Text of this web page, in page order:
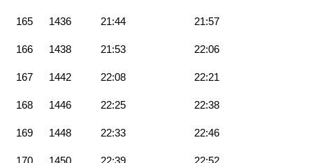
165 1436 21:44 21:57
166 1438 21:53 22:06
167 1442 22:08 22:21
168 1446 22:25 22:38
169 1448 22:33 22:46
170 1450 22:39 22:52